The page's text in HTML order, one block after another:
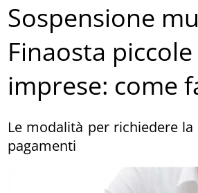
Sospensione
Finaosta
imprese: come
Le modalità per richiedere
pagamenti